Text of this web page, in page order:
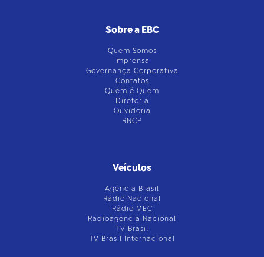
Sobre a EBC
Quem Somos
Imprensa
Governança Corporativa
Contatos
Quem é Quem
Diretoria
Ouvidoria
RNCP
Veículos
Agência Brasil
Rádio Nacional
Rádio MEC
Radioagência Nacional
TV Brasil
TV Brasil Internacional